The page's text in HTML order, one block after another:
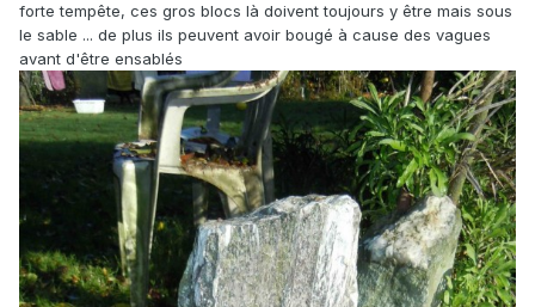
forte tempête, ces gros blocs là doivent toujours y être mais sous
le sable ... de plus ils peuvent avoir bougé à cause des vagues
avant d'être ensablés